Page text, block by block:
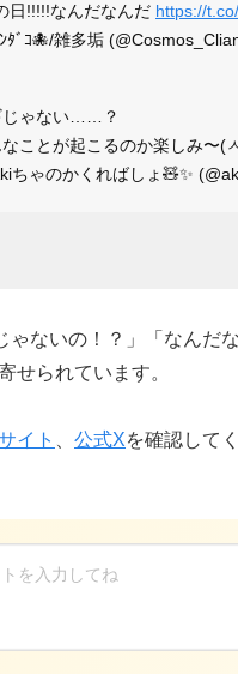
日!!!!!なんだなんだ https://
ﾞｺ🐙/雑多垢
じゃない……？
なことが起こるのか楽しみ〜(
ちゃのかくればしょ🧸✨️
ゃないの！？」「なんだ
せられています。
イト 公式Xを確認して